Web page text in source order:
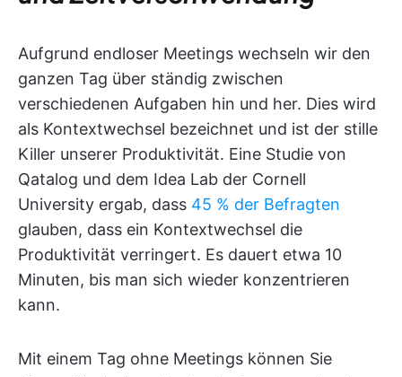
Aufgrund endloser Meetings wechseln wir den
ganzen Tag über ständig zwischen
verschiedenen Aufgaben hin und her. Dies wird
als Kontextwechsel bezeichnet und ist der stille
Killer unserer Produktivität. Eine Studie von
Qatalog und dem Idea Lab der Cornell
University ergab, dass 45 % der Befragten
glauben, dass ein Kontextwechsel die
Produktivität verringert. Es dauert etwa 10
Minuten, bis man sich wieder konzentrieren
kann.
Mit einem Tag ohne Meetings können Sie